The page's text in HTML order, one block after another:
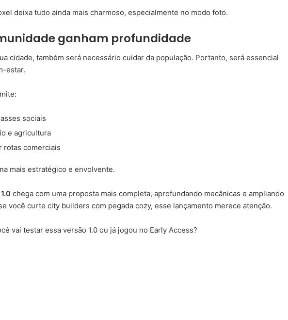
deixa tudo ainda mais charmoso, especialmente no modo foto.
ganham profundidade
cidade, também será necessário cuidar da população. Portanto, será essencial
estar.
sociais
e agricultura
rotas comerciais
mais estratégico e envolvente.
chega com uma proposta mais completa, aprofundando mecânicas e ampliando
você curte city builders com pegada cozy, esse lançamento merece atenção.
vai testar essa versão 1.0 ou já jogou no Early Access?